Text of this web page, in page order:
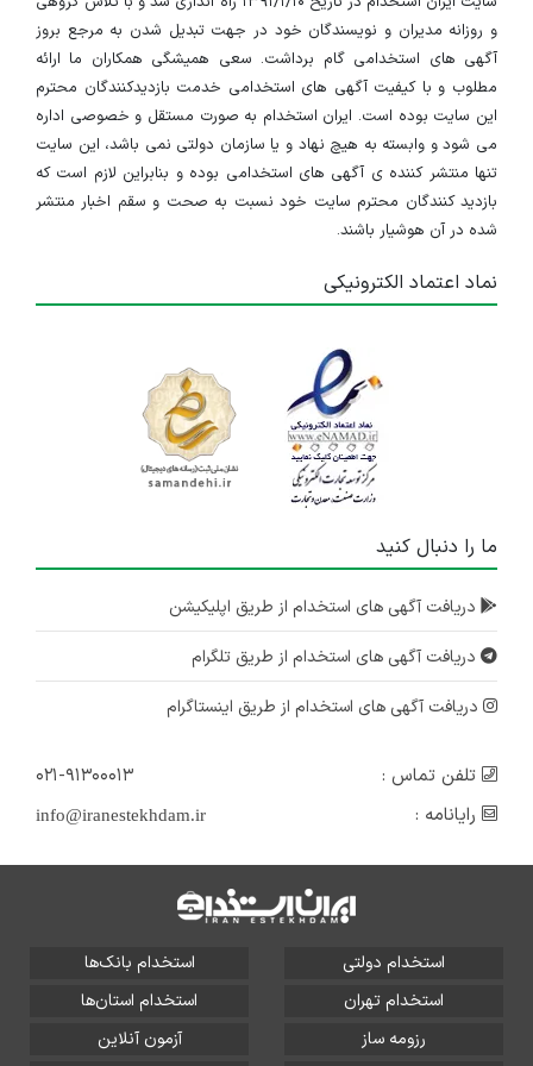
و روزانه مدیران و نویسندگان خود در جهت تبدیل شدن به مرجع بروز
آگهی های استخدامی گام برداشت. سعی همیشگی همکاران ما ارائه
مطلوب و با کیفیت آگهی های استخدامی خدمت بازدیدکنندگان محترم
این سایت بوده است. ایران استخدام به صورت مستقل و خصوصی اداره
می شود و وابسته به هیچ نهاد و یا سازمان دولتی نمی باشد، این سایت
تنها منتشر کننده ی آگهی های استخدامی بوده و بنابراین لازم است که
بازدید کنندگان محترم سایت خود نسبت به صحت و سقم اخبار منتشر
شده در آن هوشیار باشند.
نماد اعتماد الکترونیکی
ما را دنبال کنید
دریافت آگهی های استخدام از طریق اپلیکیشن
دریافت آگهی های استخدام از طریق تلگرام
دریافت آگهی های استخدام از طریق اینستاگرام
تلفن تماس :
۰۲۱-۹۱۳۰۰۰۱۳
رایانامه :
info@iranestekhdam.ir
استخدام دولتی
استخدام بانک‌ها
استخدام تهران
استخدام استان‌ها
رزومه ساز
آزمون آنلاین